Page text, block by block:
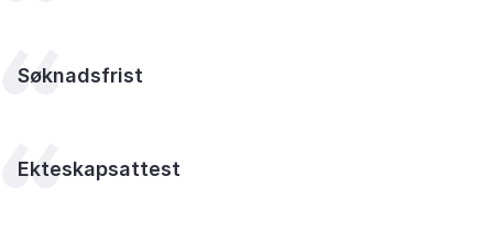
Søknadsfrist
Ekteskapsattest